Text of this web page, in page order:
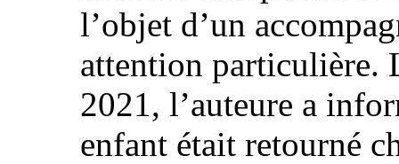
l’objet d’un
attention particulière.
2021, l’auteure a
enfant était retourné